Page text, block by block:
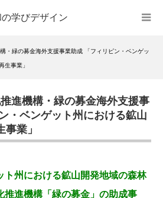
学びデザイン
・緑の募金海外支援事業助成 「フィリピン・ベンゲッ
生事業」
進機構・緑の募金海外支援事
・ベンゲット州における鉱山
業」
ト州における鉱山開発地域の森林
進機構「緑の募金」の助成事